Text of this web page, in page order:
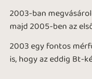
2003-ban
majd 2005-ben az
2003 egy fontos
is, hogy az eddig Bt-